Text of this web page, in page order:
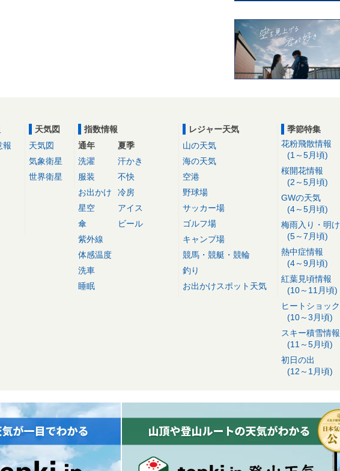
報
天気図
天気図
気象衛星
世界衛星
指数情報
通年
洗濯
服装
お出かけ
星空
傘
紫外線
体感温度
洗車
睡眠
夏季
汗かき
不快
冷房
アイス
ビール
レジャー天気
山の天気
海の天気
空港
野球場
サッカー場
ゴルフ場
キャンプ場
競馬・競艇・競輪
釣り
お出かけスポット天気
季節特集
花粉飛散情報
(1～5月頃)
桜開花情報
(2～5月頃)
GWの天気
(4～5月頃)
梅雨入り・明け
(5～7月頃)
熱中症情報
(4～9月頃)
紅葉見頃情報
(10～11月頃)
ヒートショック
(10～3月頃)
スキー積雪情報
(11～5月頃)
初日の出
(12～1月頃)